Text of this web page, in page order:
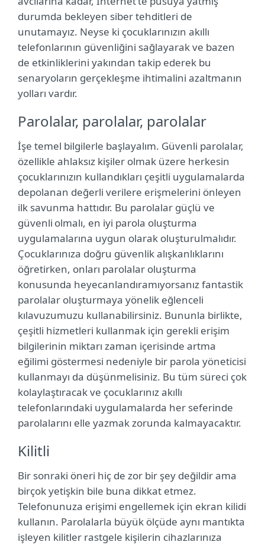
durumda bekleyen siber tehditleri de
unutamayız. Neyse ki çocuklarınızın akıllı
telefonlarının güvenliğini sağlayarak ve bazen
de etkinliklerini yakından takip ederek bu
senaryoların gerçekleşme ihtimalini azaltmanın
yolları vardır.
Parolalar, parolalar, parolalar
İşe temel bilgilerle başlayalım. Güvenli parolalar,
özellikle ahlaksız kişiler olmak üzere herkesin
çocuklarınızın kullandıkları çeşitli uygulamalarda
depolanan değerli verilere erişmelerini önleyen
ilk savunma hattıdır. Bu parolalar güçlü ve
güvenli olmalı, en iyi parola oluşturma
uygulamalarına uygun olarak oluşturulmalıdır.
Çocuklarınıza doğru güvenlik alışkanlıklarını
öğretirken, onları parolalar oluşturma
konusunda heyecanlandıramıyorsanız fantastik
parolalar oluşturmaya yönelik eğlenceli
kılavuzumuzu kullanabilirsiniz. Bununla birlikte,
çeşitli hizmetleri kullanmak için gerekli erişim
bilgilerinin miktarı zaman içerisinde artma
eğilimi göstermesi nedeniyle bir parola yöneticisi
kullanmayı da düşünmelisiniz. Bu tüm süreci çok
kolaylaştıracak ve çocuklarınız akıllı
telefonlarındaki uygulamalarda her seferinde
parolalarını elle yazmak zorunda kalmayacaktır.
Kilitli
Bir sonraki öneri hiç de zor bir şey değildir ama
birçok yetişkin bile buna dikkat etmez.
Telefonunuza erişimi engellemek için ekran kilidi
kullanın. Parolalarla büyük ölçüde aynı mantıkta
işleyen kilitler rastgele kişilerin cihazlarınıza